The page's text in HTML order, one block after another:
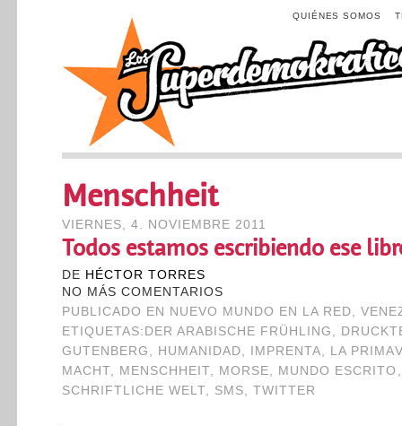
QUIÉNES SOMOS
Menschheit
VIERNES, 4. NOVIEMBRE 2011
Todos estamos escribiendo ese
DE HÉCTOR TORRES
NO MÁS COMENTARIOS
PUBLICADO EN
NUEVO MUNDO EN LA RED,
ETIQUETAS: DER ARABISCHE FRÜHLING ,
GUTENBERG , HUMANIDAD, IMPRENTA, LA
MACHT, MENSCHHEIT, MORSE, MUNDO ESCRITO
SCHRIFTLICHE WELT, SMS,TWITTER